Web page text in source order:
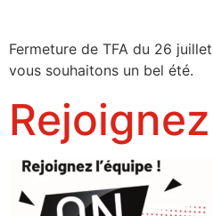
Fermeture de TFA du 26
vous souhaitons un bel été.